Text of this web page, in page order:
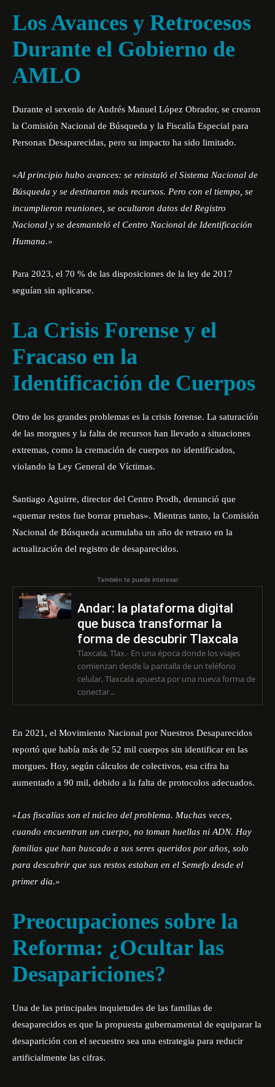
Los Avances y Retrocesos
Durante el Gobierno de
AMLO
Durante el sexenio de Andrés Manuel López Obrador, se crearon
la Comisión Nacional de Búsqueda y la Fiscalía Especial para
Personas Desaparecidas, pero su impacto ha sido limitado.
«Al principio hubo avances: se reinstaló el Sistema Nacional de
Búsqueda y se destinaron más recursos. Pero con el tiempo, se
incumplieron reuniones, se ocultaron datos del Registro
Nacional y se desmanteló el Centro Nacional de Identificación
Humana.»
Para 2023, el 70 % de las disposiciones de la ley de 2017
seguían sin aplicarse.
La Crisis Forense y el
Fracaso en la
Identificación de Cuerpos
Otro de los grandes problemas es la crisis forense. La saturación
de las morgues y la falta de recursos han llevado a situaciones
extremas, como la cremación de cuerpos no identificados,
violando la Ley General de Víctimas.
Santiago Aguirre, director del Centro Prodh, denunció que
«quemar restos fue borrar pruebas». Mientras tanto, la Comisión
Nacional de Búsqueda acumulaba un año de retraso en la
actualización del registro de desaparecidos.
También te puede interesar
Andar: la plataforma digital
que busca transformar la
forma de descubrir Tlaxcala
Tlaxcala, Tlax.- En una época donde los viajes
comienzan desde la pantalla de un teléfono
celular, Tlaxcala apuesta por una nueva forma de
conectar...
En 2021, el Movimiento Nacional por Nuestros Desaparecidos
reportó que había más de 52 mil cuerpos sin identificar en las
morgues. Hoy, según cálculos de colectivos, esa cifra ha
aumentado a 90 mil, debido a la falta de protocolos adecuados.
«Las fiscalías son el núcleo del problema. Muchas veces,
cuando encuentran un cuerpo, no toman huellas ni ADN. Hay
familias que han buscado a sus seres queridos por años, solo
para descubrir que sus restos estaban en el Semefo desde el
primer día.»
Preocupaciones sobre la
Reforma: ¿Ocultar las
Desapariciones?
Una de las principales inquietudes de las familias de
desaparecidos es que la propuesta gubernamental de equiparar la
desaparición con el secuestro sea una estrategia para reducir
artificialmente las cifras.